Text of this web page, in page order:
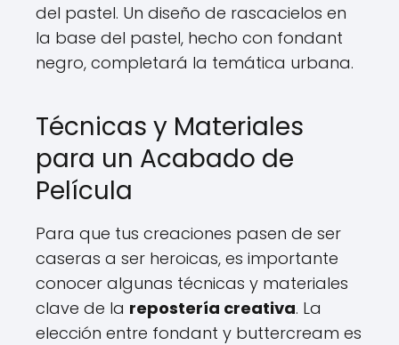
del pastel. Un diseño de rascacielos en
la base del pastel, hecho con fondant
negro, completará la temática urbana.
Técnicas y Materiales
para un Acabado de
Película
Para que tus creaciones pasen de ser
caseras a ser heroicas, es importante
conocer algunas técnicas y materiales
clave de la repostería creativa. La
elección entre fondant y buttercream es